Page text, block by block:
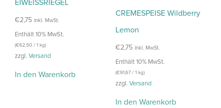
EIWEISSRIEGEL
€2,75 inkl. MwSt.
Enthält 10% MwSt.
(€62,50 / 1 kg)
zzgl. Versand
In den Warenkorb
CREMESPEISE Wildberry
Lemon
€2,75 inkl. MwSt.
Enthält 10% MwSt.
(€91,67 / 1 kg)
zzgl. Versand
In den Warenkorb